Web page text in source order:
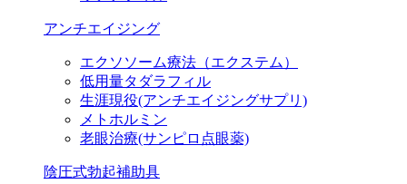
アンチエイジング
エクソソーム療法（エクステム）
低用量タダラフィル
生涯現役(アンチエイジングサプリ)
メトホルミン
老眼治療(サンピロ点眼薬)
陰圧式勃起補助具